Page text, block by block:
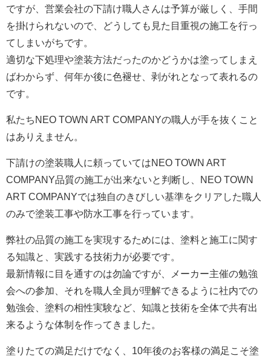
ですが、営業会社の下請け職人さんは予算が厳しく、手間
を掛けられないので、どうしても見た目重視の施工を行っ
てしまいがちです。
適切な下処理や塗装方法だったのかどうかは塗ってしまえ
ばわからず、何年か後に色褪せ、剥がれとなって表れるの
です。
私たち NEO TOWN ART COMPANYの職人が手を抜くこと
はありえません。
下請けの塗装職人に頼っていてはNEO TOWN ART
COMPANY品質の施工が出来ないと判断し、
NEO TOWN
ART COMPANYでは独自のきびしい基準をクリアした職人
のみで塗装工事や防水工事を行っています。
弊社の品質の施工を実現するためには、塗料と施工に関す
る知識と、実践する技術力が必要です。
最新情報に目を通すのは勿論ですが、メーカー主催の勉強
会への参加、それを職人全員が理解できるように社内での
勉強会、塗料の相性実験など、知識と技術を全体で共有出
来るような体制を作ってきました。
塗りたての満足だけでなく、10年後のお客様の満足こそ塗